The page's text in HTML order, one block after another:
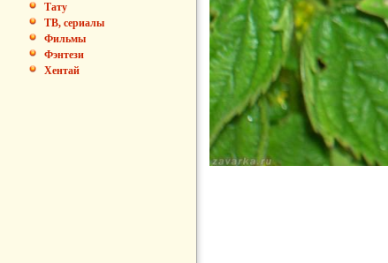
Тату
ТВ, сериалы
Фильмы
Фэнтези
Хентай